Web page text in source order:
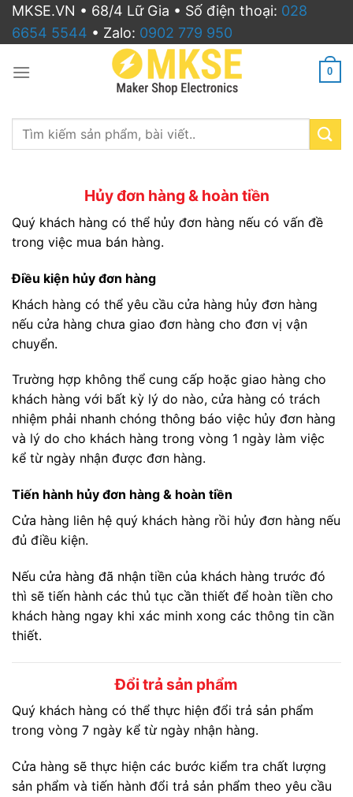
Bỏ
qua
nội
dung
MKSE.VN • 68/4 Lữ Gia • Số điện thoại: 028
6654 5544 • Zalo: 0902 779 950
0
Search
Hủy đơn hàng & hoàn tiền
Quý khách hàng có thể hủy đơn hàng nếu có vấn đề
trong việc mua bán hàng.
Điều kiện hủy đơn hàng
Khách hàng có thể yêu cầu cửa hàng hủy đơn hàng
nếu cửa hàng chưa giao đơn hàng cho đơn vị vận
chuyển.
Trường hợp không thể cung cấp hoặc giao hàng cho
khách hàng với bất kỳ lý do nào, cửa hàng có trách
nhiệm phải nhanh chóng thông báo việc hủy đơn hàng
và lý do cho khách hàng trong vòng 1 ngày làm việc
kể từ ngày nhận được đơn hàng.
Tiến hành hủy đơn hàng & hoàn tiền
Cửa hàng liên hệ quý khách hàng rồi hủy đơn hàng nếu
đủ điều kiện.
Nếu cửa hàng đã nhận tiền của khách hàng trước đó
thì sẽ tiến hành các thủ tục cần thiết để hoàn tiền cho
khách hàng ngay khi xác minh xong các thông tin cần
thiết.
Đổi trả sản phẩm
Quý khách hàng có thể thực hiện đổi trả sản phẩm
trong vòng 7 ngày kể từ ngày nhận hàng.
Cửa hàng sẽ thực hiện các bước kiểm tra chất lượng
sản phẩm và tiến hành đổi trả sản phẩm theo yêu cầu